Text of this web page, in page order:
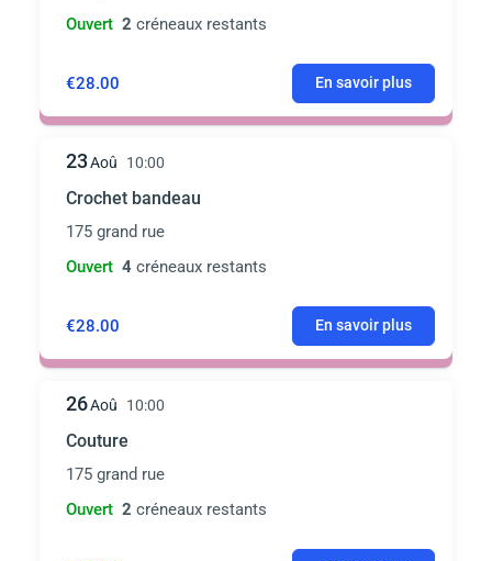
Ouvert 2 créneaux restants
€28.00 En savoir plus
23Aoû 10:00
Crochet bandeau
175 grand rue
Ouvert 4 créneaux restants
€28.00 En savoir plus
26Aoû 10:00
Couture
175 grand rue
Ouvert 2 créneaux restants